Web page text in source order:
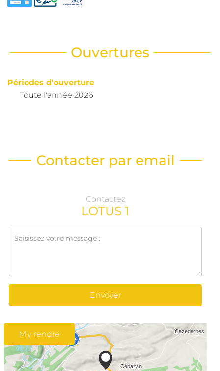
Ouvertures
Périodes d'ouverture
Toute l'année 2026
Contacter par email
Contactez
LOTUS 1
Envoyer
M'y rendre